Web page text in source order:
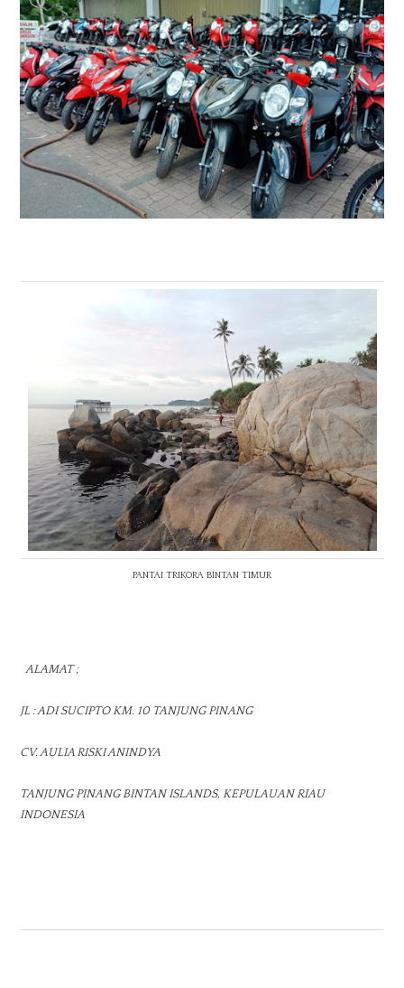
PANTAI TRIKORA BINTAN TIMUR
ALAMAT ;
JL : ADI SUCIPTO KM. 10 TANJUNG PINANG
CV. AULIA RISKI ANINDYA
TANJUNG PINANG BINTAN ISLANDS, KEPULAUAN RIAU
INDONESIA